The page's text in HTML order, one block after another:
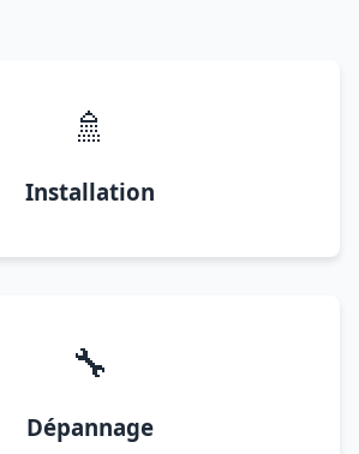
🚿
Installation
🔧
Dépannage